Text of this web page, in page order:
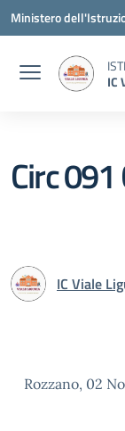
Vai ai contenuti
Vai al menu di
Vai al footer
Ministero
IC
Circ
IC Viale
Rozzano, 02